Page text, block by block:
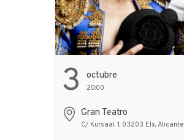
3 Octubre
20:00
Gran Teatro
C/ Kursaal, 1, 03203 Elx, Alicante